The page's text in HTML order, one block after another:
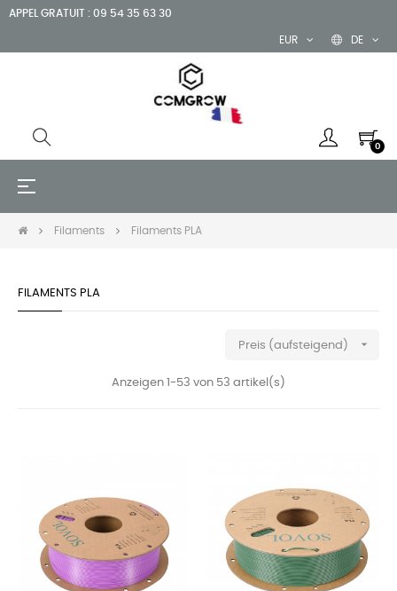
APPEL GRATUIT : 09 54 35 63 30
DE
EUR
0
Umschalten
☰
Filaments Filaments PLA
FILAMENTS PLA
Preis (aufsteigend) 
Anzeigen 1-53 von 53 artikel(s)